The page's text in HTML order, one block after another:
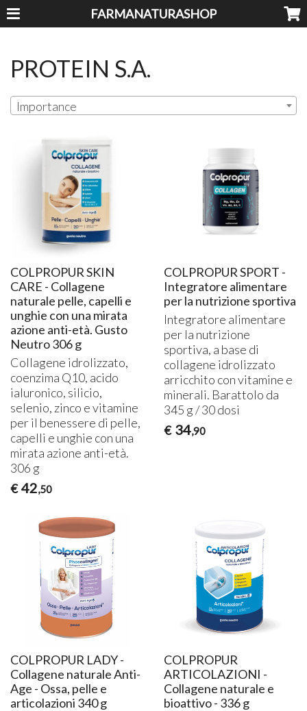
FARMANATURASHOP
PROTEIN S.A.
Importance
COLPROPUR SKIN
CARE - Collagene
naturale pelle, capelli e
unghie con una mirata
azione anti-età. Gusto
Neutro 306 g
Collagene idrolizzato,
coenzima Q10, acido
ialuronico, silicio,
selenio, zinco e vitamine
per il benessere di pelle,
capelli e unghie con una
mirata azione anti-età.
306 g
€ 42,50
COLPROPUR SPORT -
Integratore alimentare
per la nutrizione sportiva
Integratore alimentare
per la nutrizione
sportiva, a base di
collagene idrolizzato
arricchito con vitamine e
minerali. Barattolo da
345 g / 30 dosi
€ 34,90
COLPROPUR LADY -
Collagene naturale Anti-
Age - Ossa, pelle e
articolazioni 340 g
COLPROPUR
ARTICOLAZIONI -
Collagene naturale e
bioattivo - 336 g